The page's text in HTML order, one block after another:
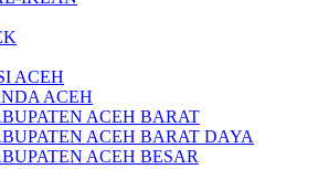
ACEH
ACEH
ACEH BARAT
ACEH BARAT DAYA
ACEH BESAR